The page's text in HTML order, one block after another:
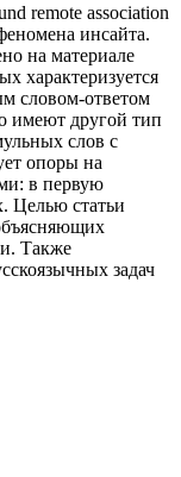
remote association
инсайта.
на материале
характеризуется
словом-ответом
имеют другой тип
слов с
опоры на
в первую
Целью статьи
Также
задач